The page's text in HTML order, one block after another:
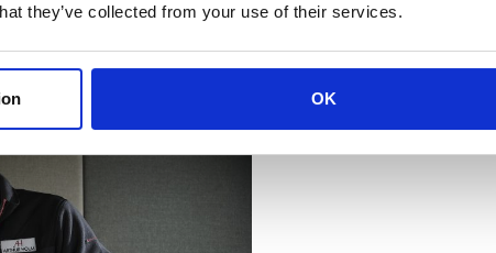
they’ve collected from your use of their services.
OK